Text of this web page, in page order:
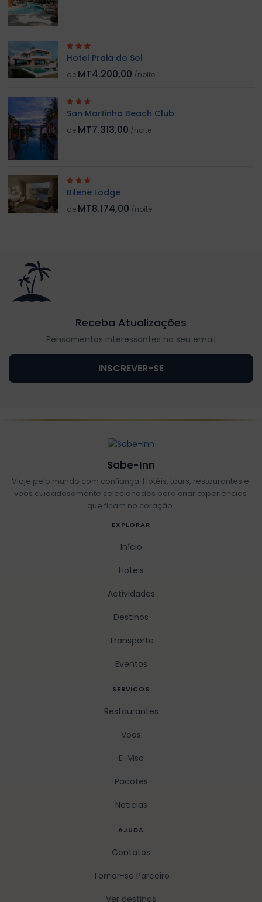
Hotel Praia do Sol
de MT4.200,00 /noite
San Martinho Beach Club
de MT7.313,00 /noite
Bilene Lodge
de MT8.174,00 /noite
Receba Atualizações
Pensamentos interessantes no seu email
INSCREVER-SE
Sabe-Inn
Viaje pelo mundo com confiança. Hotéis, tours, restaurantes e
voos cuidadosamente selecionados para criar experiências
que ficam no coração.
EXPLORAR
Início
Hoteis
Actividades
Destinos
Transporte
Eventos
SERVICOS
Restaurantes
Voos
E-Visa
Pacotes
Noticias
AJUDA
Contatos
Tornar-se Parceiro
Ver destinos